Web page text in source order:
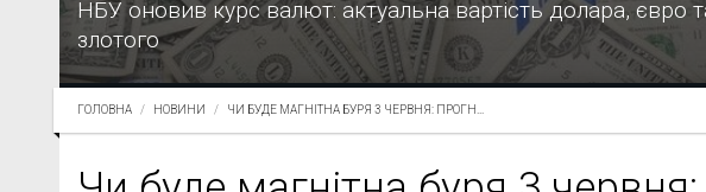
НБУ оновив курс валют: актуальна вартість долара, євро
злотого
ГОЛОВНА НОВИНИ ЧИ БУДЕ МАГНІТНА БУРЯ 3 ЧЕРВНЯ: ПРОГН...